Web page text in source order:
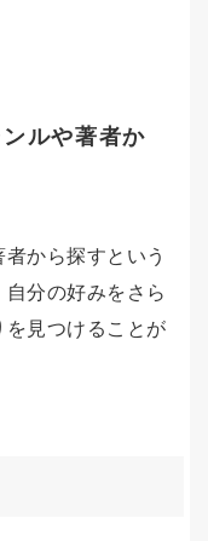
ルや著者か
から探すという
分の好みをさら
を見つけることが